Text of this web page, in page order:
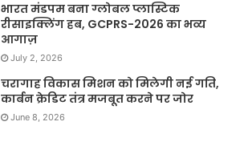
भारत मंडपम बना ग्लोबल प्लास्टिक
रीसाइक्लिंग हब, GCPRS-2026 का भव्य
आगाज़
July 2, 2026
चरागाह विकास मिशन को मिलेगी नई गति,
कार्बन क्रेडिट तंत्र मजबूत करने पर जोर
June 8, 2026